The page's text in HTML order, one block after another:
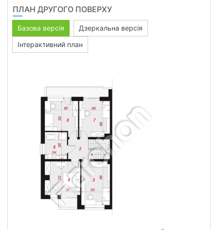
ПЛАН ДРУГОГО ПОВЕРХУ
Базова версія
Дзеркальна версія
Інтерактивний план